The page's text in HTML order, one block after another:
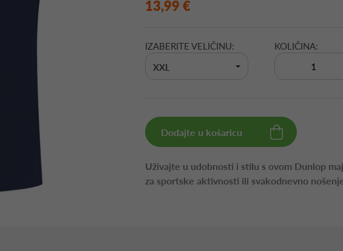
13,99 €
IZABERITE VELIČINU:
XXL
KOLIČINA:
Dodajte u košaricu
Uživajte u udobnosti i stilu s ovom Dunlop
za sportske aktivnosti ili svakodnevno